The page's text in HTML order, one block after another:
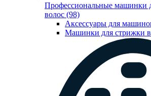
Профессиональные машинки
волос (98)
Аксессуары для
Машинки для стрижки